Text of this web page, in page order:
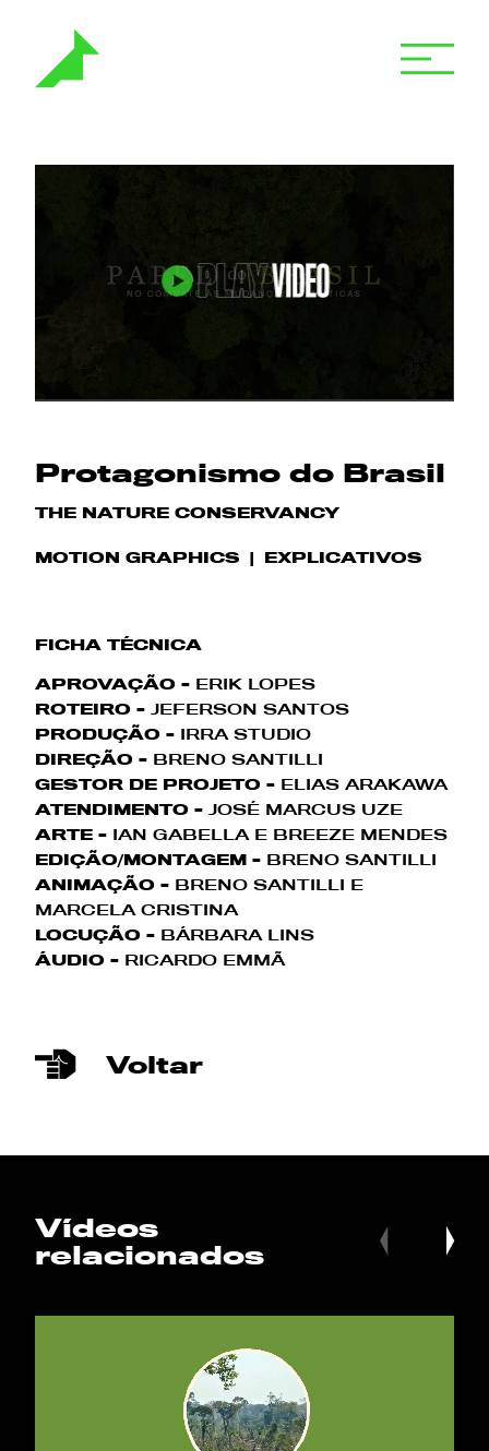
Protagonismo do Brasil
THE NATURE CONSERVANCY
MOTION GRAPHICS EXPLICATIVOS
FICHA TÉCNICA
APROVAÇÃO - ERIK LOPES
ROTEIRO -JEFERSON SANTOS
PRODUÇÃO - IRRA STUDIO
DIREÇÃO - BRENO SANTILLI
GESTOR DE PROJETO - ELIAS ARAKAWA
ATENDIMENTO -JOSÉ MARCUS UZE
ARTE - IAN GABELLA E BREEZE MENDES
EDIÇÃO/MONTAGEM - BRENO SANTILLI
ANIMAÇÃO - BRENO SANTILLI E
MARCELA CRISTINA
LOCUÇÃO - BÁRBARA LINS
ÁUDIO - RICARDO EMMÃ
Voltar
Vídeos
relacionados